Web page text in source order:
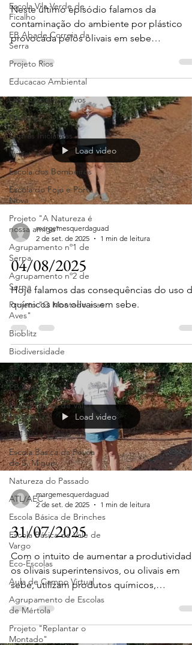
Escola Vila Verde de
Ficalho
EB Abade Correia da
Serra
Projeto Rios
Educacao Ambiental
Dias Comemorativos
Passeios
Outras Iniciativas
Iniciativas
Escola dos Bombeiros
Escola do Fojo e Porta
Nova
Projeto "A Natureza é
nossa amiga"
Agrupamento nº1 de
Serpa
Agrupamento nº2 de
Serpa
Projeto "O Montado e as
Aves"
Bioblitz
Biodiversidade
EB Sobral da Adiça
EB Santo Amador
Escola Básica de Vales
Mortos
EB1 Sete e Meio
Escola Básica da Póvoa
de S. Miguel
Natureza do Passado
ATL/AEC
Escola Básica de Brinches
Escola Básica de Vale de
Vargo
Eco-Escolas
Aula de Campo Virtual
Agrupamento de Escolas
de Mértola
Projeto "Replantar o
Montado"
Neste último episódio falamos da
contaminação do ambiente por plástico
provocada pelos olivais em sebe
(superintensivos).
Load video
margemesquerdaguad
2 de set. de 2025
1 min de leitura
04/08/2025
Hoje falamos das consequências do uso de
químicos nos olivais em sebe.
Load video
margemesquerdaguad
2 de set. de 2025
1 min de leitura
31/07/2025
Com o intuito de aumentar a
os olivais superintensivos, ou olivais em
sebe, utilizam produtos químicos,
nomeadamente,...